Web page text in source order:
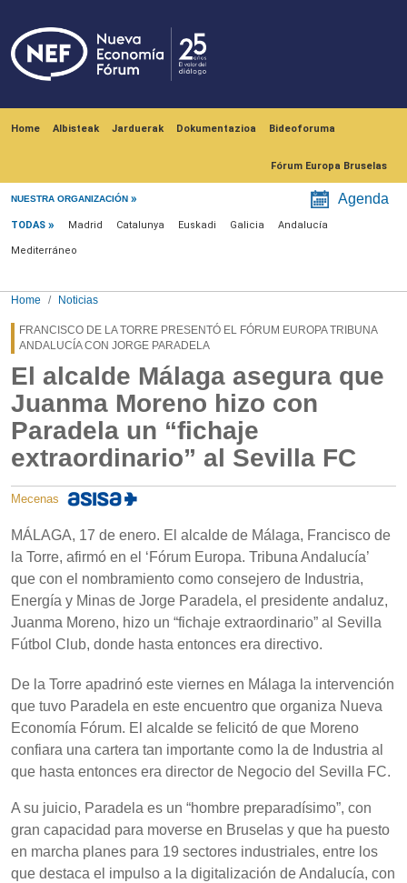
Home Albisteak Jarduerak Dokumentazioa Bideoforuma
Fórum Europa Bruselas
NUESTRA ORGANIZACIÓN Agenda
Menú noticias
TODAS Madrid Catalunya Euskadi Galicia Andalucía
Mediterráneo
Home Noticias
FRANCISCO DE LA TORRE PRESENTÓ EL FÓRUM EUROPA TRIBUNA
ANDALUCÍA CON JORGE PARADELA
El alcalde Málaga asegura que
Juanma Moreno hizo con
Paradela un “fichaje
extraordinario” al Sevilla FC
Mecenas
MÁLAGA, 17 de enero. El alcalde de Málaga, Francisco de
la Torre, afirmó en el ‘Fórum Europa. Tribuna Andalucía’
que con el nombramiento como consejero de Industria,
Energía y Minas de Jorge Paradela, el presidente andaluz,
Juanma Moreno, hizo un “fichaje extraordinario” al Sevilla
Fútbol Club, donde hasta entonces era directivo.
De la Torre apadrinó este viernes en Málaga la intervención
que tuvo Paradela en este encuentro que organiza Nueva
Economía Fórum. El alcalde se felicitó de que Moreno
confiara una cartera tan importante como la de Industria al
que hasta entonces era director de Negocio del Sevilla FC.
A su juicio, Paradela es un “hombre preparadísimo”, con
gran capacidad para moverse en Bruselas y que ha puesto
en marcha planes para 19 sectores industriales, entre los
que destaca el impulso a la digitalización de Andalucía, con